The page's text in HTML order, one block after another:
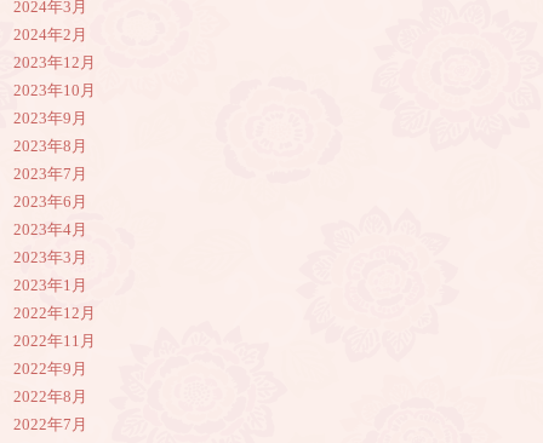
2024年3月
2024年2月
2023年12月
2023年10月
2023年9月
2023年8月
2023年7月
2023年6月
2023年4月
2023年3月
2023年1月
2022年12月
2022年11月
2022年9月
2022年8月
2022年7月